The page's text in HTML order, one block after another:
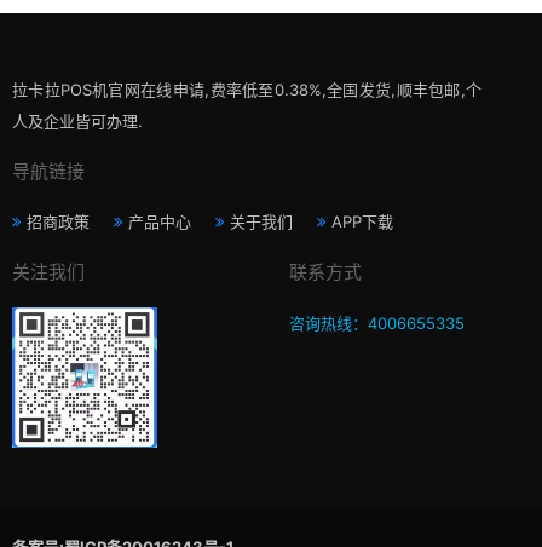
拉卡拉POS机官网在线申请,费率低至0.38%,全国发货,顺丰包邮,个
人及企业皆可办理.
导航链接
招商政策 产品中心 关于我们 APP下载
关注我们 联系方式
咨询热线：4006655335